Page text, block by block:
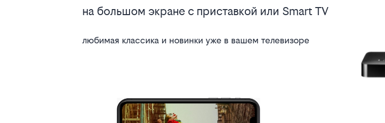
на большом экране с приставкой или Smart TV
любимая классика и новинки уже в вашем телевизоре